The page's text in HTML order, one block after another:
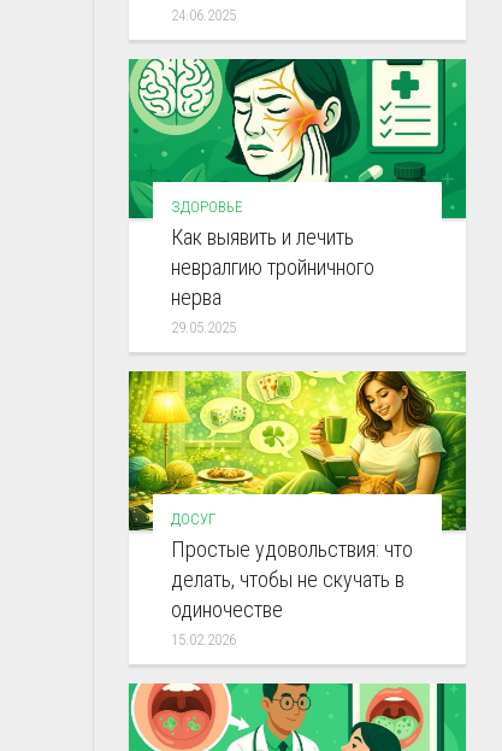
24.06.2025
ЗДОРОВЬЕ
Как выявить и лечить
невралгию тройничного
нерва
29.05.2025
ДОСУГ
Простые удовольствия: что
делать, чтобы не скучать в
одиночестве
15.02.2026